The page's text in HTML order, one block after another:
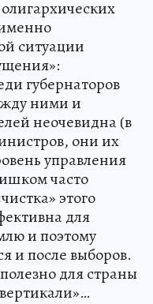
ситуации
губернаторов
ними и
неочевидна (в
они их
управления
часто
этого
для
и поэтому
и после выборов.
для страны